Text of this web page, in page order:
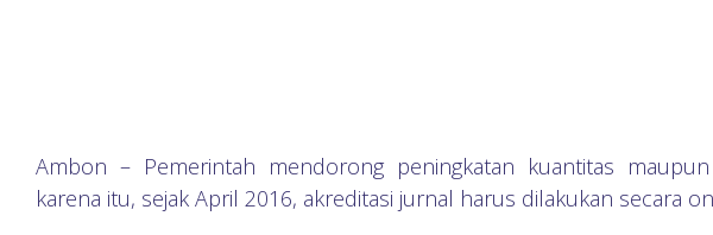
Ambon – Pemerintah mendorong peningkatan kuantitas
karena itu, sejak April 2016, akreditasi jurnal harus dilakukan secara